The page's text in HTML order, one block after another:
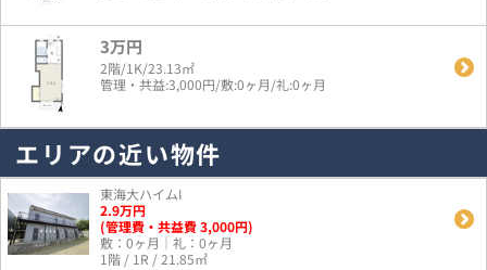
3万円
2階/1K/23.13㎡
管理・共益:3,000円/敷:0ヶ月/礼:0ヶ月
エリアの近い物件
東海大ハイムI
2.9万円
(管理費・共益費 3,000円)
敷：0ヶ月｜礼：0ヶ月
1階 / 1R / 21.85㎡